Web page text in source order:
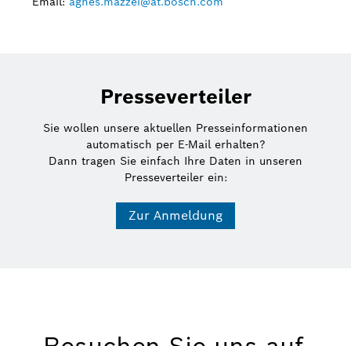
Presseverteiler
Sie wollen unsere aktuellen Presseinformationen
automatisch per E-Mail erhalten?
Dann tragen Sie einfach Ihre Daten in unseren
Presseverteiler ein:
Zur Anmeldung